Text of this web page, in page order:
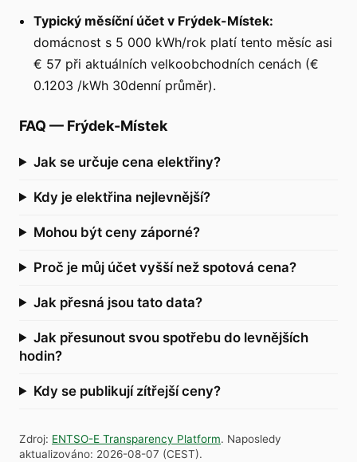
Typický měsíční účet v Frýdek-Místek:
domácnost s 5 000 kWh/rok platí tento měsíc asi
€ 57 při aktuálních velkoobchodních cenách (€
0.1203 /kWh 30denní průměr).
FAQ — Frýdek-Místek
Jak se určuje cena elektřiny?
Kdy je elektřina nejlevnější?
Mohou být ceny záporné?
Proč je můj účet vyšší než spotová cena?
Jak přesná jsou tato data?
Jak přesunout svou spotřebu do levnějších
hodin?
Kdy se publikují zítřejší ceny?
Zdroj: ENTSO-E Transparency Platform. Naposledy
aktualizováno: 2026-08-07 (CEST).